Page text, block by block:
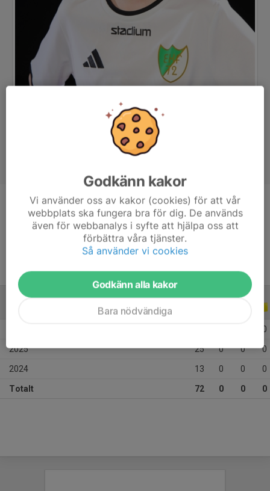
Position
-
10 år
ALLA ÅR
0
2025 25 0 0 0
2024 13 0 0 0
Totalt 72 0 0 0
Godkänn kakor
Vi använder oss av kakor (cookies) för att vår
webbplats ska fungera bra för dig. De används
även för webbanalys i syfte att hjälpa oss att
förbättra våra tjänster.
Så använder vi cookies
Godkänn alla kakor
Bara nödvändiga